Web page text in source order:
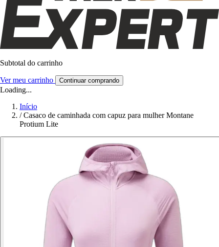
Subtotal do carrinho
Ver meu carrinho Continuar comprando
Loading...
Início
/ Casaco de caminhada com capuz para mulher Montane
Protium Lite